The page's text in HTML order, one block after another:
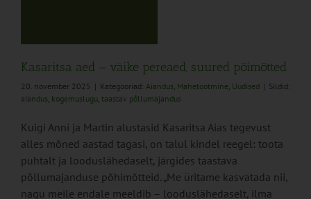
Kasaritsa aed – väike pereaed, suured põimõtted
20. november 2025 | Kategooriad: Aiandus, Mahetootmine, Uudised | Sildid:
aiandus, kogemuslugu, taastav põllumajandus
Kuigi Anni ja Martin alustasid Kasaritsa Aias tegevust
alles mõned aastad tagasi, on talul kindel reegel: toota
puhtalt ja looduslähedaselt, järgides taastava
põllumajanduse põhimõtteid. „Me üritame kasvatada nii,
nagu meile endale meeldib – looduslähedaselt, ilma